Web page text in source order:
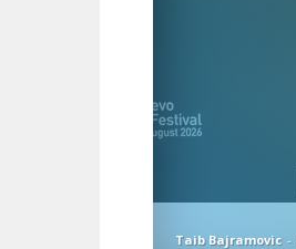
Taib Bajramovic -